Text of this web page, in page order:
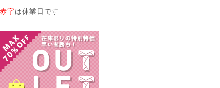
赤字は休業日です